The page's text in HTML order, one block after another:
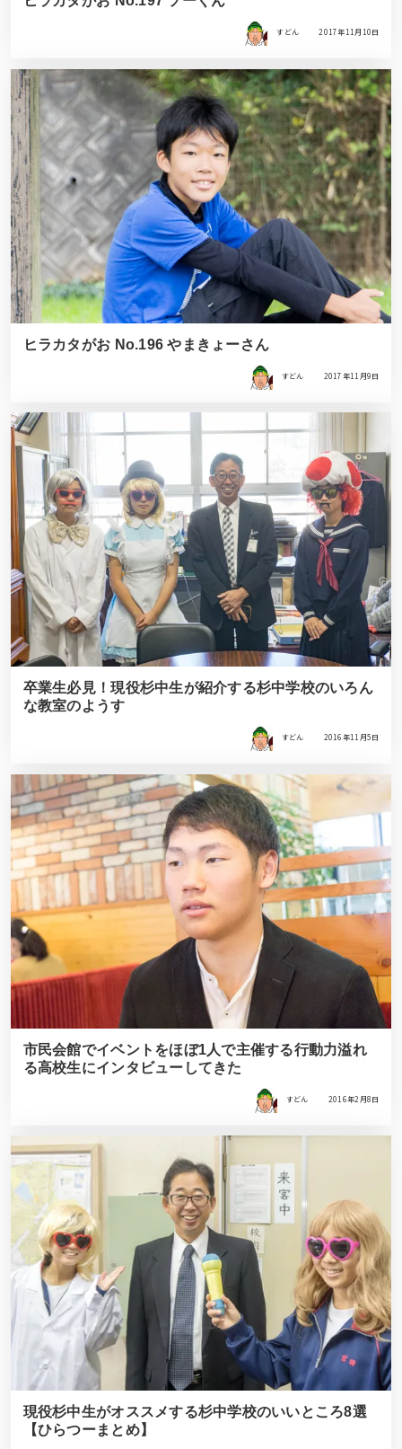
すどん 2017年11月10日
ヒラカタがお No.196 やまきょーさん
すどん 2017年11月9日
卒業生必見！現役杉中生が紹介する杉中学校のいろん
な教室のようす
すどん 2016年11月5日
市民会館でイベントをほぼ1人で主催する行動力溢れ
る高校生にインタビューしてきた
すどん 2016年2月8日
現役杉中生がオススメする杉中学校のいいところ8選
【ひらつーまとめ】